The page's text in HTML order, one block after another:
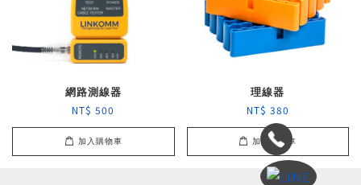
網路測線器
NT$ 500
加入購物車
理線器
NT$ 380
加入購物車